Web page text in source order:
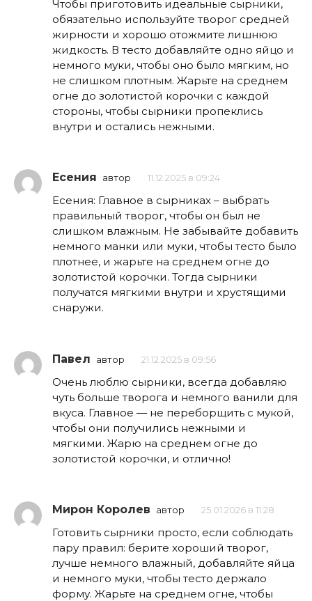
Чтобы приготовить идеальные сырники,
обязательно используйте творог средней
жирности и хорошо отожмите лишнюю
жидкость. В тесто добавляйте одно яйцо и
немного муки, чтобы оно было мягким, но
не слишком плотным. Жарьте на среднем
огне до золотистой корочки с каждой
стороны, чтобы сырники пропеклись
внутри и остались нежными.
Есения автор 11.12.2025 в 09:24
Есения: Главное в сырниках – выбрать
правильный творог, чтобы он был не
слишком влажным. Не забывайте добавить
немного манки или муки, чтобы тесто было
плотнее, и жарьте на среднем огне до
золотистой корочки. Тогда сырники
получатся мягкими внутри и хрустящими
снаружи.
Павел автор 21.12.2025 в 09:56
Очень люблю сырники, всегда добавляю
чуть больше творога и немного ванили для
вкуса. Главное — не переборщить с мукой,
чтобы они получились нежными и
мягкими. Жарю на среднем огне до
золотистой корочки, и отлично!
Мирон Королев автор 25.01.2026 в 11:28
Готовить сырники просто, если соблюдать
пару правил: берите хороший творог,
лучше немного влажный, добавляйте яйца
и немного муки, чтобы тесто держало
форму. Жарьте на среднем огне, чтобы